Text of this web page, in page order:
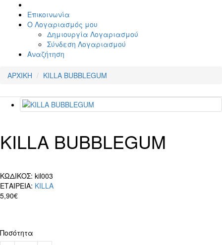
Επικοινωνία
Ο Λογαριασμός μου
Δημιουργία Λογαριασμού
Σύνδεση Λογαριασμού
Αναζήτηση
ΑΡΧΙΚΗ KILLA BUBBLEGUM
KILLA BUBBLEGUM
ΚΩΔΙΚΟΣ: kil003
ΕΤΑΙΡΕΙΑ: KILLA
5,90€
Ποσότητα